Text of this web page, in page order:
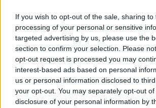
If you wish to opt-out of the sale, sharing
processing of your personal or sensitive
targeted advertising by us, please use the
section to confirm your selection. Please
opt-out request is processed you may
interest-based ads based on personal
us or personal information disclosed to
your opt-out. You may separately opt-out
disclosure of your personal information by
Novità dalle Sorelle
Parole e Vita
Pubblicazioni
Vocazione